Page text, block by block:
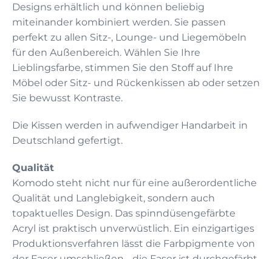
Designs erhältlich und können beliebig
miteinander kombiniert werden. Sie passen
perfekt zu allen Sitz-, Lounge- und Liegemöbeln
für den Außenbereich. Wählen Sie Ihre
Lieblingsfarbe, stimmen Sie den Stoff auf Ihre
Möbel oder Sitz- und Rückenkissen ab oder setzen
Sie bewusst Kontraste.
Die Kissen werden in aufwendiger Handarbeit in
Deutschland gefertigt.
Qualität
Komodo steht nicht nur für eine außerordentliche
Qualität und Langlebigkeit, sondern auch
topaktuelles Design. Das spinndüsengefärbte
Acryl ist praktisch unverwüstlich. Ein einzigartiges
Produktionsverfahren lässt die Farbpigmente von